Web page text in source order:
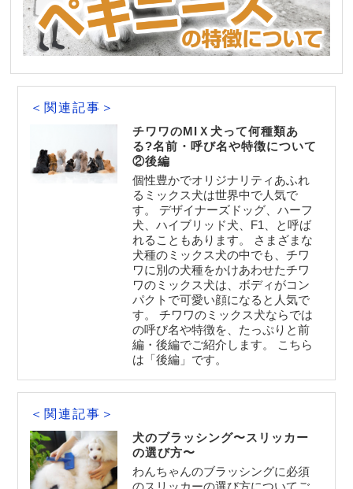
＜関連記事＞
チワワのMIＸ犬って何種類あ
る?名前・呼び名や特徴について
②後編
個性豊かでオリジナリティあふれ
るミックス犬は世界中で人気で
す。 デザイナーズドッグ、ハーフ
犬、ハイブリッド犬、F1、と呼ば
れることもあります。 さまざまな
犬種のミックス犬の中でも、チワ
ワに別の犬種をかけあわせたチワ
ワのミックス犬は、ボディがコン
パクトで可愛い顔になると人気で
す。 チワワのミックス犬ならでは
の呼び名や特徴を、たっぷりと前
編・後編でご紹介します。 こちら
は「後編」です。
＜関連記事＞
犬のブラッシング〜スリッカー
の選び方〜
わんちゃんのブラッシングに必須